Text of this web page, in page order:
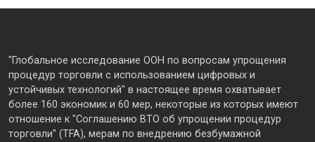
"Глобальное исследование ООН по вопросам упрощения
процедур торговли с использованием цифровых и
устойчивых технологий" в настоящее время охватывает
более 160 экономик и 60 мер, некоторые из которых имеют
отношение к "Соглашению ВТО об упрощении процедур
торговли" (TFA), мерам по внедрению безбумажной